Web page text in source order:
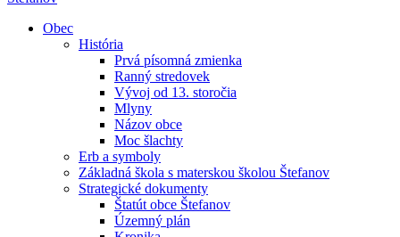
Obec
História
Prvá písomná zmienka
Ranný stredovek
Vývoj od 13. storočia
Mlyny
Názov obce
Moc šlachty
Erb a symboly
Základná škola s materskou školou Štefanov
Strategické dokumenty
Štatút obce Štefanov
Územný plán